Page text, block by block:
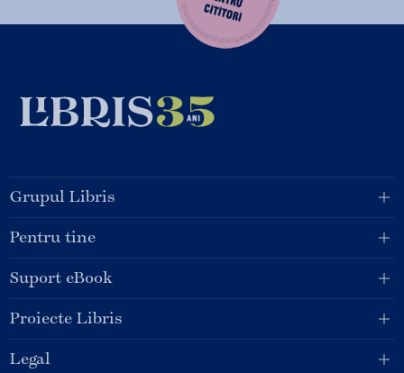
Grupul Libris
Pentru tine
Suport eBook
Proiecte Libris
Legal